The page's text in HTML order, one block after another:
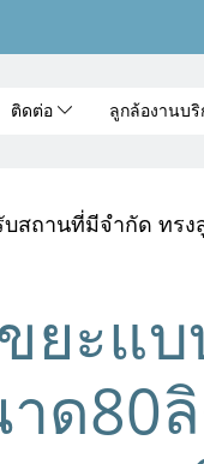
ติดต่อ ลูกล้องานบริ
ถานที่มีจำกัด ทรง
ยะแ
ด80